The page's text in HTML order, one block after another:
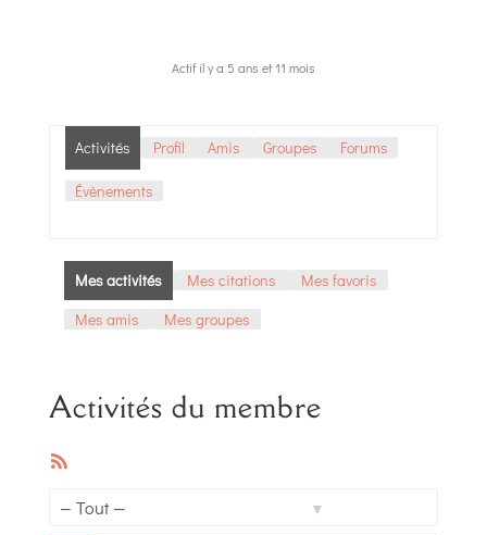
Actif il y a 5 ans et 11 mois
Activités Profil Amis Groupes Forums
Évènements
Mes activités Mes citations
Mes favoris
Mes amis
Mes groupes
Activités du membre
Flux